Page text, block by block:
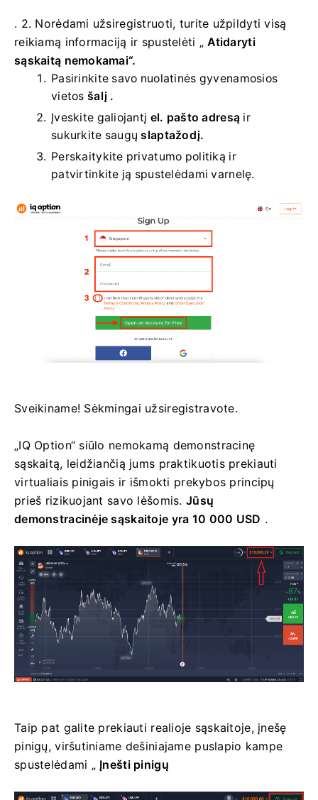
. 2. Norėdami užsiregistruoti, turite užpildyti visą
reikiamą informaciją ir spustelėti „Atidaryti
sąskaitą nemokamai“.
Pasirinkite savo nuolatinės gyvenamosios
vietos šalį .
Įveskite galiojantį el. pašto adresą ir
sukurkite saugųslaptažodį.
Perskaitykite privatumo politiką ir
patvirtinkite ją spustelėdami varnelę.
Sveikiname! Sėkmingai užsiregistravote.
„IQ Option“ siūlo nemokamą demonstracinę
sąskaitą, leidžiančią jums praktikuotis prekiauti
virtualiais pinigais ir išmokti prekybos principų
prieš rizikuojant savo lėšomis. Jūsų
demonstracinėje sąskaitoje yra 10 000 USD .
Taip pat galite prekiauti realioje sąskaitoje, įnešę
pinigų,viršutiniame dešiniajame puslapio kampe
spustelėdami „ Įnešti pinigų